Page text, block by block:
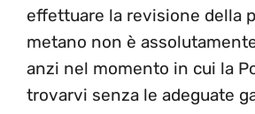
effettuare la revisione della
metano non è
anzi nel momento in cui la
trovarvi senza le adeguate